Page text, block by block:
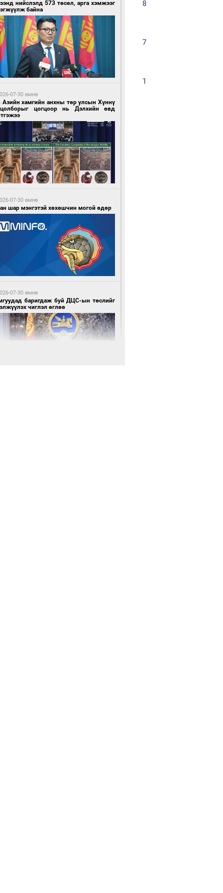
7 9 -2 8
9 7
1
минутын өмнө өмнө
шатанд хэмнэлтийн горимд шилжиж,
наадам, зөвлөгөөн, гадаад
хориглолоо
34 минутын өмнө өмнө
толгойгоос “Рио Тинто” ашиг хүртэж
ч Монгол Улс өр төлсөөр байна
ын 50 настнууд Хөвсгөлд, 40
нь Хэнтийд “хуралджээ”
50 минутын өмнө өмнө
нийслэлд 573 төсөл, арга хэмжээг
байна
07-30 өмнө
Азийн хамгийн анхны төр улсын Хүннү
цогцоор нь Дэлхийн өвд
07-30 өмнө
шар мэнгэтэй хөхөшчин могой өдөр
07-30 өмнө
баригдаж буй ДЦС-ын төслийг
чиглэл өглөө